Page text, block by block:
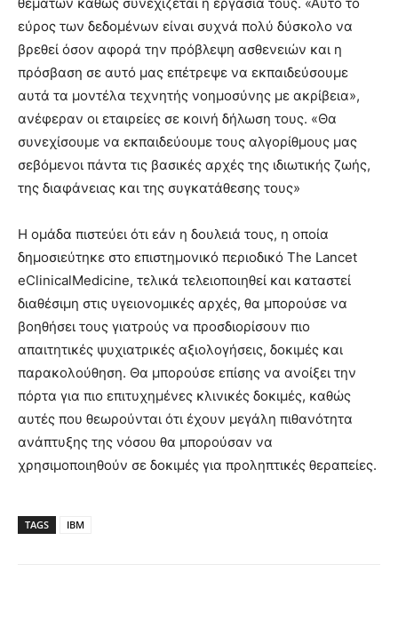
θεμάτων καθώς συνεχίζεται η εργασία τους. «Αυτό το
εύρος των δεδομένων είναι συχνά πολύ δύσκολο να
βρεθεί όσον αφορά την πρόβλεψη ασθενειών και η
πρόσβαση σε αυτό μας επέτρεψε να εκπαιδεύσουμε
αυτά τα μοντέλα τεχνητής νοημοσύνης με ακρίβεια»,
ανέφεραν οι εταιρείες σε κοινή δήλωση τους. «Θα
συνεχίσουμε να εκπαιδεύουμε τους αλγορίθμους μας
σεβόμενοι πάντα τις βασικές αρχές της ιδιωτικής ζωής,
της διαφάνειας και της συγκατάθεσης τους»
Η ομάδα πιστεύει ότι εάν η δουλειά τους, η οποία
δημοσιεύτηκε στο επιστημονικό περιοδικό The Lancet
eClinicalMedicine, τελικά τελειοποιηθεί και καταστεί
διαθέσιμη στις υγειονομικές αρχές, θα μπορούσε να
βοηθήσει τους γιατρούς να προσδιορίσουν πιο
απαιτητικές ψυχιατρικές αξιολογήσεις, δοκιμές και
παρακολούθηση. Θα μπορούσε επίσης να ανοίξει την
πόρτα για πιο επιτυχημένες κλινικές δοκιμές, καθώς
αυτές που θεωρούνται ότι έχουν μεγάλη πιθανότητα
ανάπτυξης της νόσου θα μπορούσαν να
χρησιμοποιηθούν σε δοκιμές για προληπτικές θεραπείες.
TAGS IBM